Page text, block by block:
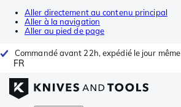
Aller directement au contenu principal
Aller à la navigation
Aller au pied de page
Commandé avant 22h, expédié le jour même
FR